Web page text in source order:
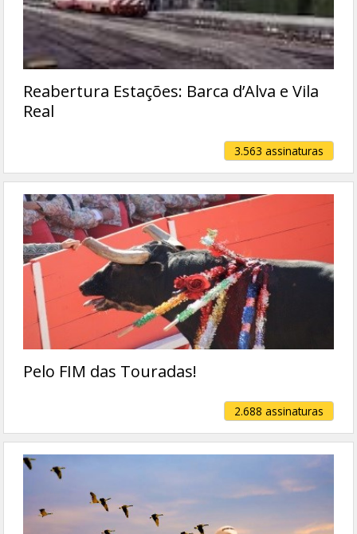
Reabertura Estações: Barca d’Alva e Vila
Real
3.563 assinaturas
Pelo FIM das Touradas!
2.688 assinaturas